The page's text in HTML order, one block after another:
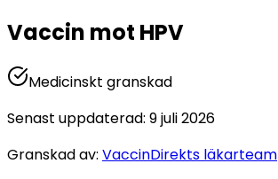
Vaccin mot HPV
Medicinskt granskad
Senast uppdaterad: 9 juli 2026
Granskad av: VaccinDirekts läkarteam